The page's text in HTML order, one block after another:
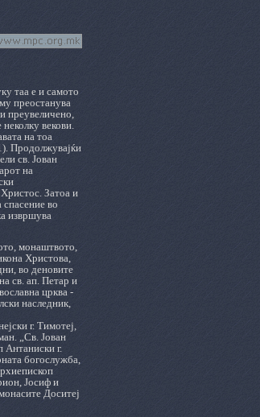
таа е и самото
преостанува
преувеличено,
векови.
на тоа
Продолжувајќи
св. Јован
на
Затоа и
спасение во
извршува
монаштвото,
Христова,
во деновите
св. ап. Петар и
црква -
наследник,
г. Тимотеј,
„Св. Јован
Антаниски г.
богослужба,
Јосиф и
Доситеј